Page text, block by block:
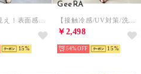
15
GeeRA
￥2,498
54% 15